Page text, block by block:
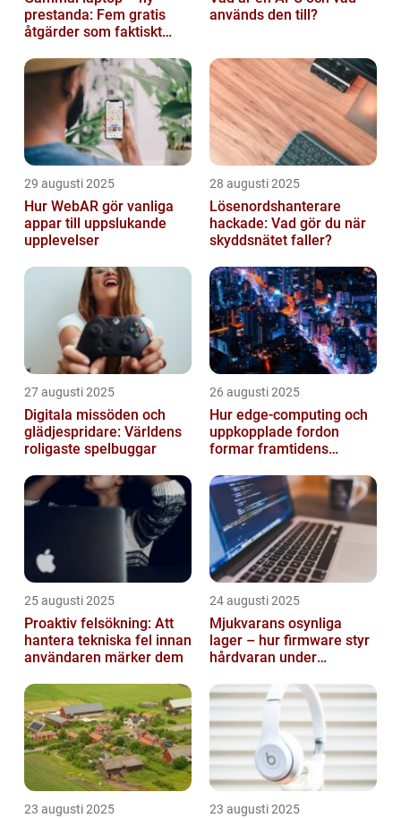
prestanda: Fem gratis
åtgärder som faktiskt
används den till?
29 augusti 2025
Hur WebAR gör vanliga
appar till uppslukande
upplevelser
28 augusti 2025
Lösenordshanterare
hackade: Vad gör du när
skyddsnätet faller?
27 augusti 2025
Digitala missöden och
glädjespridare: Världens
roligaste spelbuggar
26 augusti 2025
Hur edge‑computing och
uppkopplade fordon
formar framtidens
25 augusti 2025
Proaktiv felsökning: Att
hantera tekniska fel innan
användaren märker dem
24 augusti 2025
Mjukvarans osynliga
lager – hur firmware styr
hårdvaran under
23 augusti 2025 23 augusti 2025